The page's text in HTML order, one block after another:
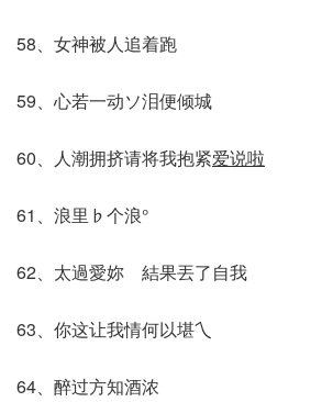
58、女神被人追着跑
59、心若一动ソ泪便倾城
60、人潮拥挤请将我抱紧爱说啦
61、浪里♭个浪°
62、太過愛妳ゝ結果丟了自我
63、你这让我情何以堪乀
64、醉过方知酒浓